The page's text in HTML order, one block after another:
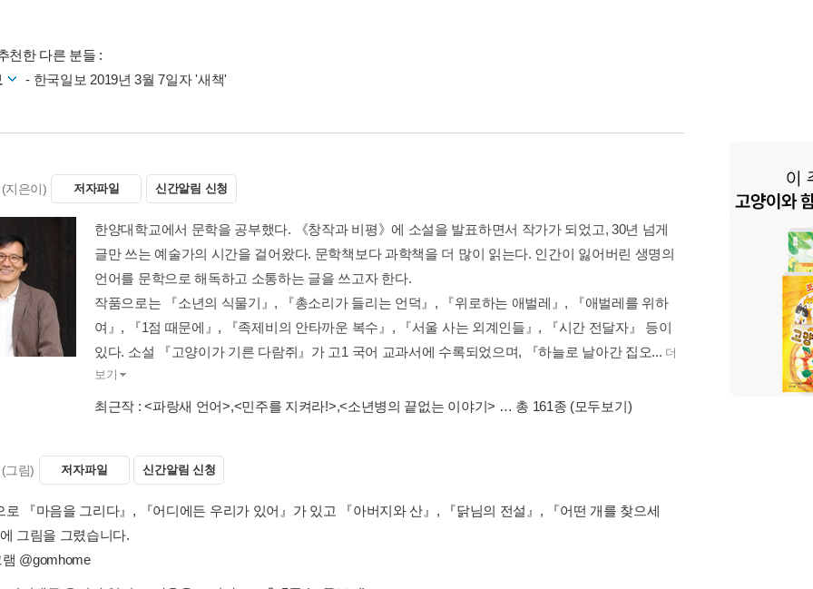
천한 다른 분들 :
- 한국일보 2019년 3월 7일자 '새책'
(지은이) 저자파일 신간알림 신청
한양대학교에서 문학을 공부했다. 《창작과 비평》에 소설을 발표하면서 작가가 되었고, 30년 넘게
글만 쓰는 예술가의 시간을 걸어왔다. 문학책보다 과학책을 더 많이 읽는다. 인간이 잃어버린 생명의
언어를 문학으로 해독하고 소통하는 글을 쓰고자 한다.
작품으로는 『소년의 식물기』, 『총소리가 들리는 언덕』, 『위로하는 애벌레』, 『애벌레를 위하
여』, 『1점 때문에』, 『족제비의 안타까운 복수』, 『서울 사는 외계인들』, 『시간 전달자』 등이
있다. 소설 『고양이가 기른 다람쥐』가 고1 국어 교과서에 수록되었으며, 『하늘로 날아간 집오... 더
보기
최근작 :<파랑새 언어>,<민주를 지켜라!>,<소년병의 끝없는 이야기> … 총 161종 (모두보기)
(그림) 저자파일 신간알림 신청
로 『마음을 그리다』, 『어디에든 우리가 있어』가 있고 『아버지와 산』, 『닭님의 전설』, 『어떤 개를 찾으세
그림을 그렸습니다.
@gomhome